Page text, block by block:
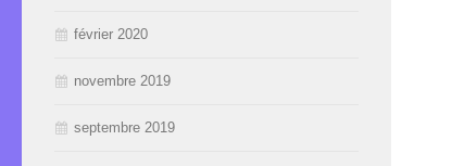
février 2020
novembre 2019
septembre 2019